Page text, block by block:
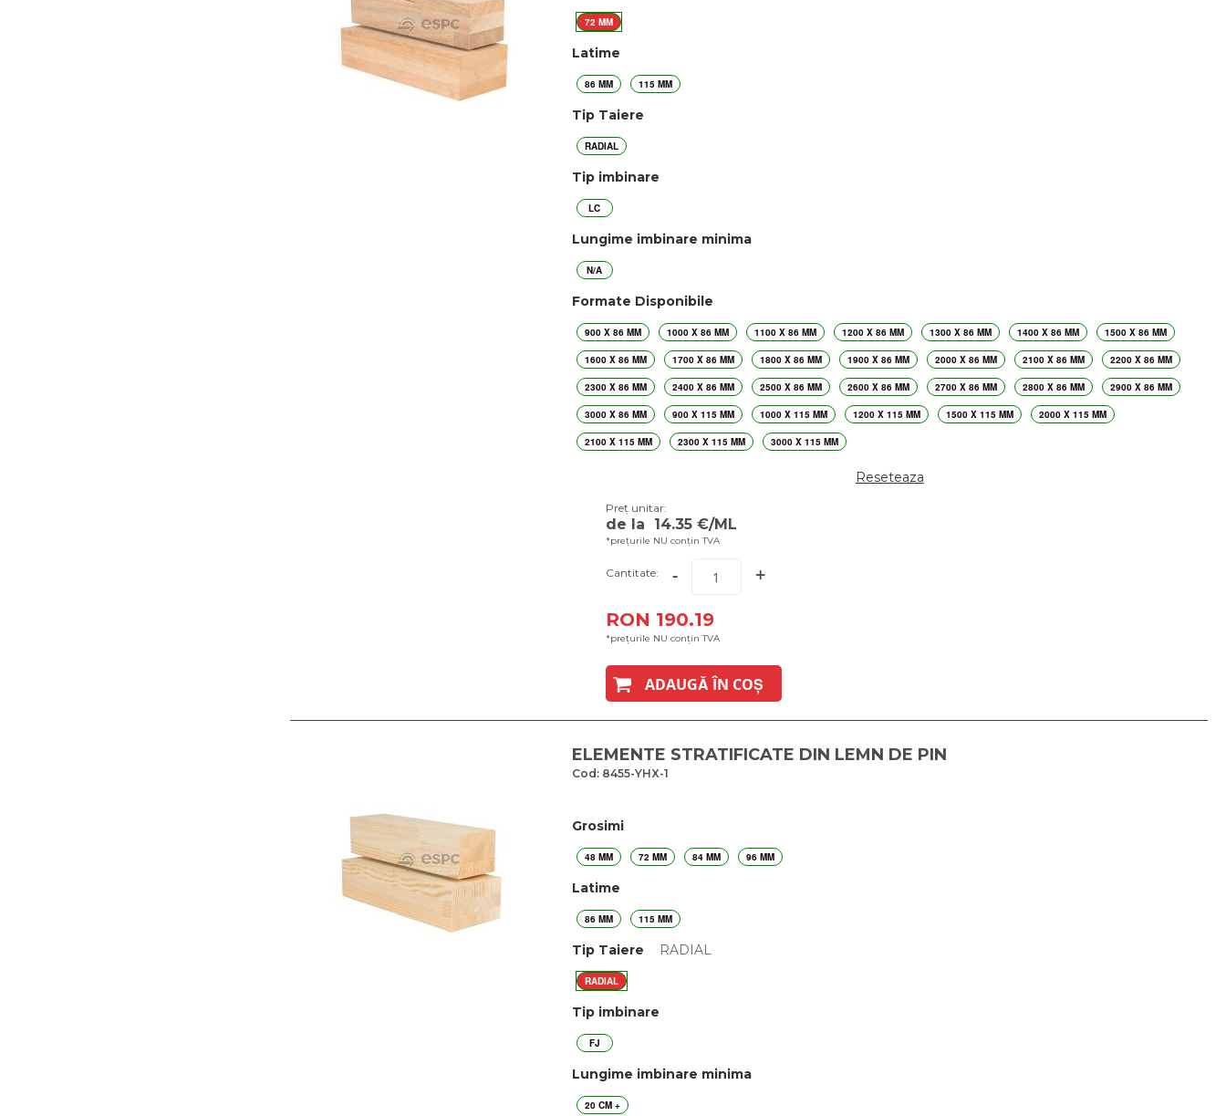
72 MM
Latime
86 MM 115 MM
Tip Taiere
RADIAL
Tip imbinare
LC
Lungime imbinare minima
N/A
Formate Disponibile
900 X 86 MM 1000 X 86 MM 1100 X 86 MM 1200 X 86 MM 1300 X 86 MM 1400 X 86 MM 1500 X 86 MM
1600 X 86 MM 1700 X 86 MM 1800 X 86 MM 1900 X 86 MM 2000 X 86 MM 2100 X 86 MM 2200 X 86 MM
2300 X 86 MM 2400 X 86 MM 2500 X 86 MM 2600 X 86 MM 2700 X 86 MM 2800 X 86 MM 2900 X 86 MM
3000 X 86 MM 900 X 115 MM 1000 X 115 MM 1200 X 115 MM 1500 X 115 MM 2000 X 115 MM
2100 X 115 MM 2300 X 115 MM 3000 X 115 MM
Reseteaza
Preț unitar:
de la 14.35 €/ML
*prețurile NU conțin TVA
Cantitate: - +
RON 190.19
*prețurile NU conțin TVA
ADAUGĂ ÎN COȘ
ELEMENTE STRATIFICATE DIN LEMN DE PIN
Cod: 8455-YHX-1
Grosimi
48 MM 72 MM 84 MM 96 MM
Latime
86 MM 115 MM
Tip Taiere RADIAL
RADIAL
Tip imbinare
FJ
Lungime imbinare minima
20 CM +